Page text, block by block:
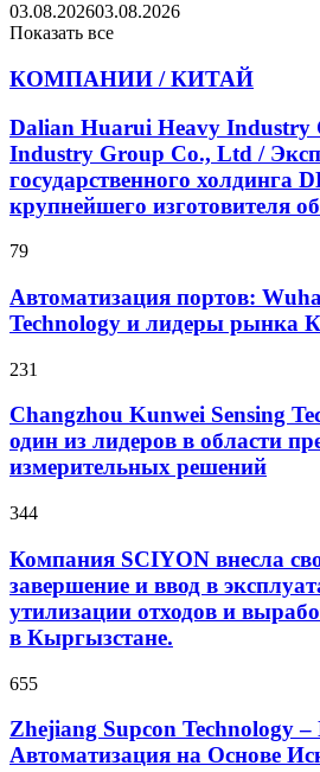
03.08.202603.08.2026
Показать все
КОМПАНИИ / КИТАЙ
Dalian Huarui Heavy Industry
Industry Group Co., Ltd /
государственного холдинга
крупнейшего изготовителя
79
Автоматизация портов:
Technology и лидеры рынка
231
Changzhou Kunwei Sensing
один из лидеров в области
измерительных решений
344
Компания SCIYON внесла
завершение и ввод в
утилизации отходов и
в Кыргызстане.
655
Zhejiang Supcon Technology
Автоматизация на Основе